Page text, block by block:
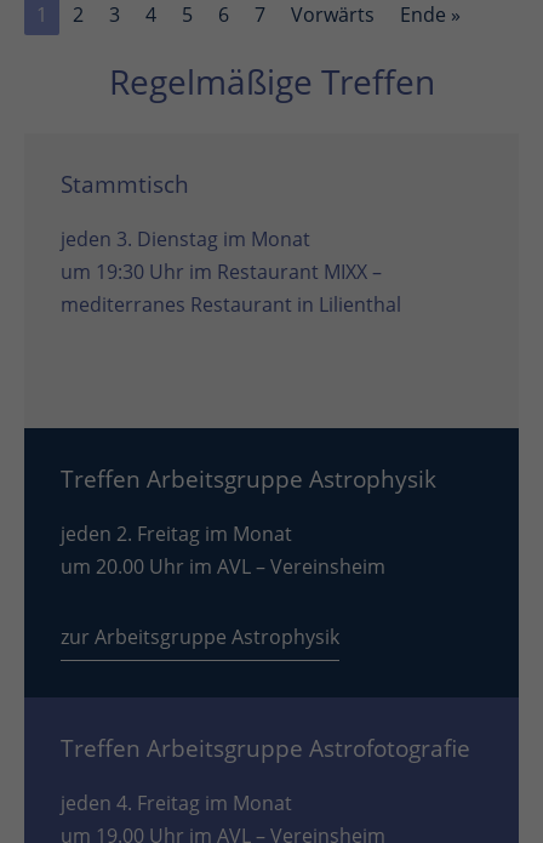
1
2 3 4 5 6 7 Vorwärts Ende »
Regelmäßige Treffen
Stammtisch
jeden 3. Dienstag im Monat
um 19:30 Uhr im Restaurant MIXX –
mediterranes Restaurant in Lilienthal
Treffen Arbeitsgruppe Astrophysik
jeden 2. Freitag im Monat
um 20.00 Uhr im AVL – Vereinsheim
zur Arbeitsgruppe Astrophysik
Treffen Arbeitsgruppe Astrofotografie
jeden 4. Freitag im Monat
um 19.00 Uhr im AVL – Vereinsheim